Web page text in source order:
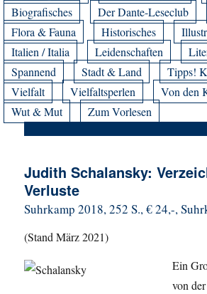
Biografisches
Der Dante-Leseclub
Flora & Fauna
Historisches
Italien / Italia
Leidenschaften
Spannend
Stadt & Land
Tipps!
Vielfalt
Vielfaltsperlen
Von den
Wut & Mut
Zum Vorlesen
Judith Schalansky:
Verluste
Suhrkamp 2018, 252 S., € 24,-,
(Stand März 2021)
Ein
von